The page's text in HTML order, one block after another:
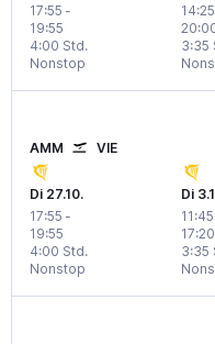
17:55 -
19:55
Nonstop
4:00 Std.
14:25
3:35
AMM VIE
Di 27.10.
17:55 -
19:55
Nonstop
4:00 Std.
Di
11:45
17:20
3:35